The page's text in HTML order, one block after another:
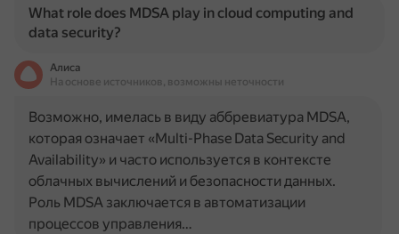
What role does MDSA play in cloud computing and
data security?
Алиса
На основе источников, возможны неточности
Возможно, имелась в виду аббревиатура MDSA,
которая означает «Multi-Phase Data Security and
Availability» и часто используется в контексте
облачных вычислений и безопасности данных.
Роль MDSA заключается в автоматизации
процессов управления…